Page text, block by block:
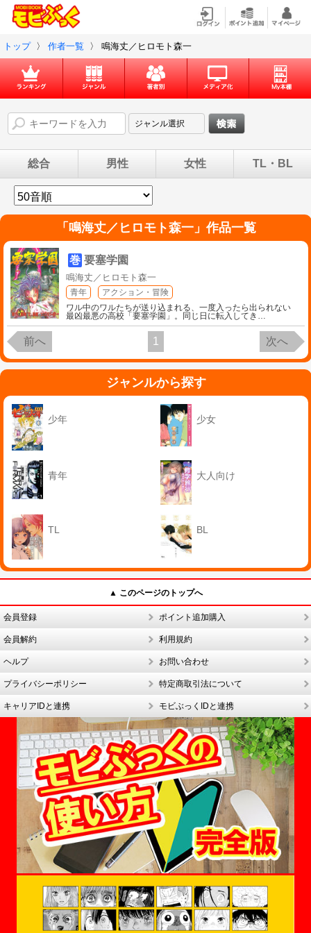
トップ 〉 作者一覧 〉 鳴海丈／ヒロモト森一
総合 男性 女性 TL・BL
「 鳴海丈／ヒロモト森一」作品一覧
巻 要塞学園
鳴海丈／ヒロモト森一
青年
アクション・冒険
ワル中のワルたちが送り込まれる、一度入ったら出られない
最凶最悪の高校「要塞学園」。同じ日に転入してき …
前へ 1 次へ
ジャンルから探す
少年 少女
青年 大人向け
TL BL
▲ このページのトップへ
会員登録 ポイント追加購入
会員解約 利用規約
ヘルプ お問い合わせ
プライバシーポリシー 特定商取引法について
キャリアIDと連携 モビぶっくIDと連携